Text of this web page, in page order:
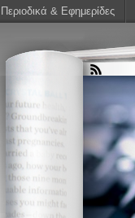
& Εφημερίδες